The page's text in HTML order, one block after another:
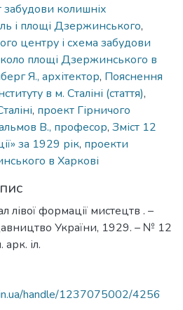
забудови колишніх
і площі Дзержинського,
центру і схема забудови
площі Дзержинського в
Я., архітектор, Пояснення
в м. Сталіні (стаття),
, проект Гірничого
В., професор, Зміст 12
за 1929 рік, проекти
в Харкові
лівої формації мистецтв . –
України, 1929. – № 12
іл.
handle/1237075002/4256